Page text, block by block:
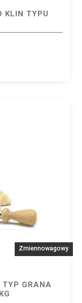
KLIN TYPU
Zmiennowagowy
TYP GRANA